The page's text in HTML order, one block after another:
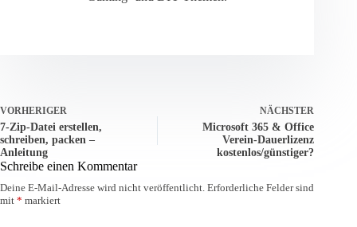
VORHERIGER
7-Zip-Datei erstellen,
schreiben, packen –
Anleitung
NÄCHSTER
Microsoft 365 & Office
Verein-Dauerlizenz
kostenlos/günstiger?
Schreibe einen Kommentar
Deine E-Mail-Adresse wird nicht veröffentlicht. Erforderliche Felder sind
mit * markiert